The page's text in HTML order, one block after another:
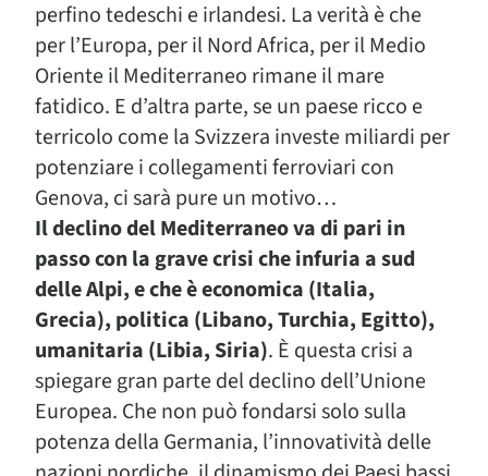
perfino tedeschi e irlandesi. La verità è che
per l’Europa, per il Nord Africa, per il Medio
Oriente il Mediterraneo rimane il mare
fatidico. E d’altra parte, se un paese ricco e
terricolo come la Svizzera investe miliardi per
potenziare i collegamenti ferroviari con
Genova, ci sarà pure un motivo…
Il declino del Mediterraneo va di pari in
passo con la grave crisi che infuria a sud
delle Alpi, e che è economica (Italia,
Grecia), politica (Libano, Turchia, Egitto),
umanitaria (Libia, Siria). È questa crisi a
spiegare gran parte del declino dell’Unione
Europea. Che non può fondarsi solo sulla
potenza della Germania, l’innovatività delle